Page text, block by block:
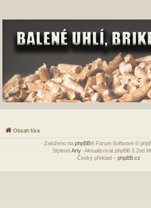
Obsah fóra
Založeno na phpBB® Forum Software ©
Styleod Arty-Aktualizovat phpBB 3.2od
Český překlad – phpBB.cz